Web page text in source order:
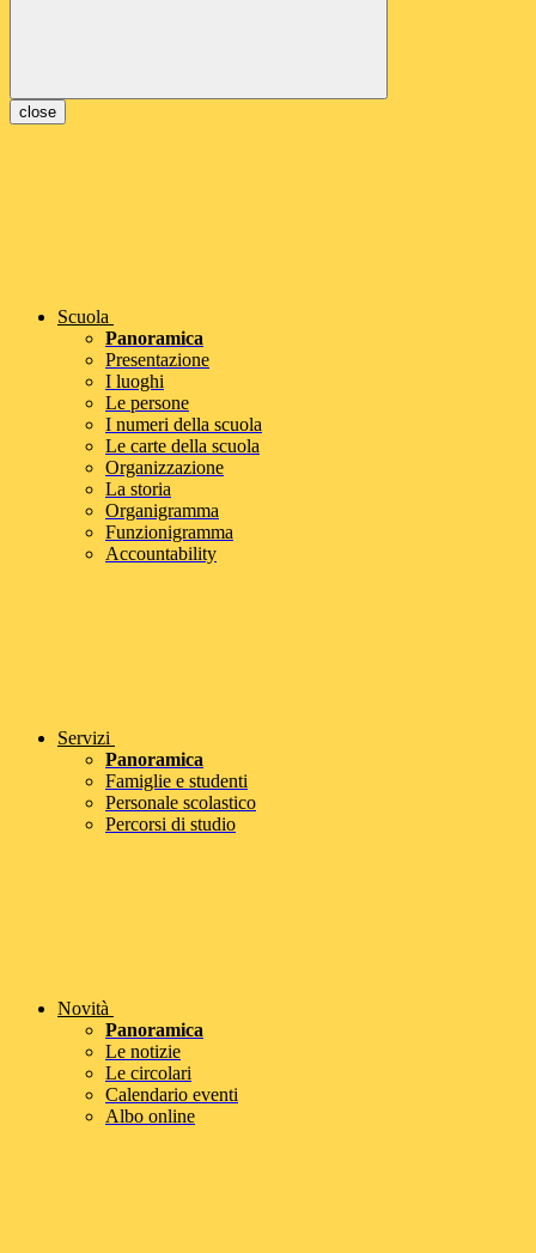
close
Scuola
Panoramica
Presentazione
I luoghi
Le persone
I numeri della scuola
Le carte della scuola
Organizzazione
La storia
Organigramma
Funzionigramma
Accountability
Servizi
Panoramica
Famiglie e studenti
Personale scolastico
Percorsi di studio
Novità
Panoramica
Le notizie
Le circolari
Calendario eventi
Albo online